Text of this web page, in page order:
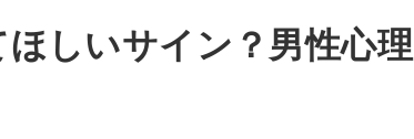
しいサイン？男性心理